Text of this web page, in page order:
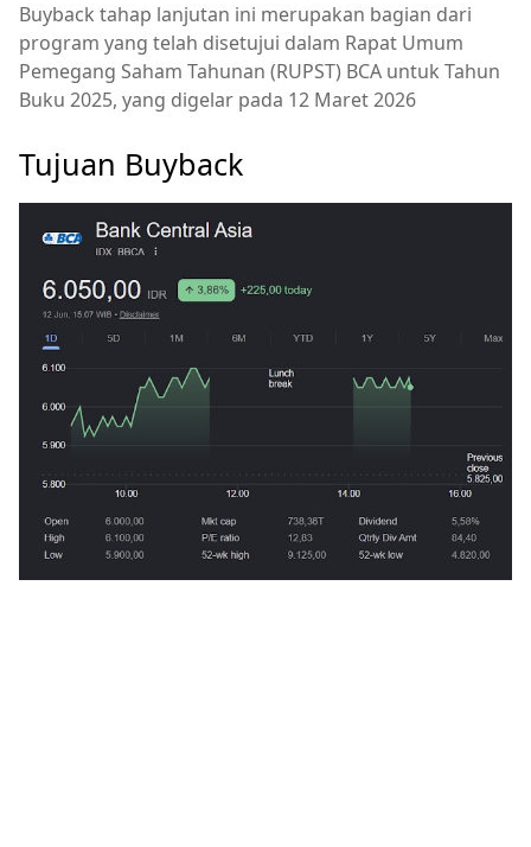
Buyback tahap lanjutan ini merupakan bagian dari
program yang telah disetujui dalam Rapat Umum
Pemegang Saham Tahunan (RUPST) BCA untuk Tahun
Buku 2025, yang digelar pada 12 Maret 2026
Tujuan Buyback